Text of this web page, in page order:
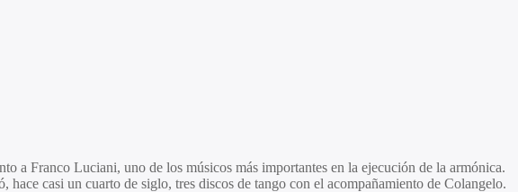
a Franco Luciani, uno de los músicos más importantes en la ejecución de la armónica.
casi un cuarto de siglo, tres discos de tango con el acompañamiento de Colangelo.